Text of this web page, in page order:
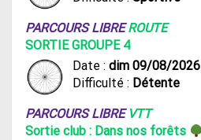
PARCOURS LIBREROUTE
SORTIE GROUPE 4
Date : dim 09/08/2026
Difficulté : Détente
PARCOURS LIBRE VTT
Sortie club : Dans nos forêts